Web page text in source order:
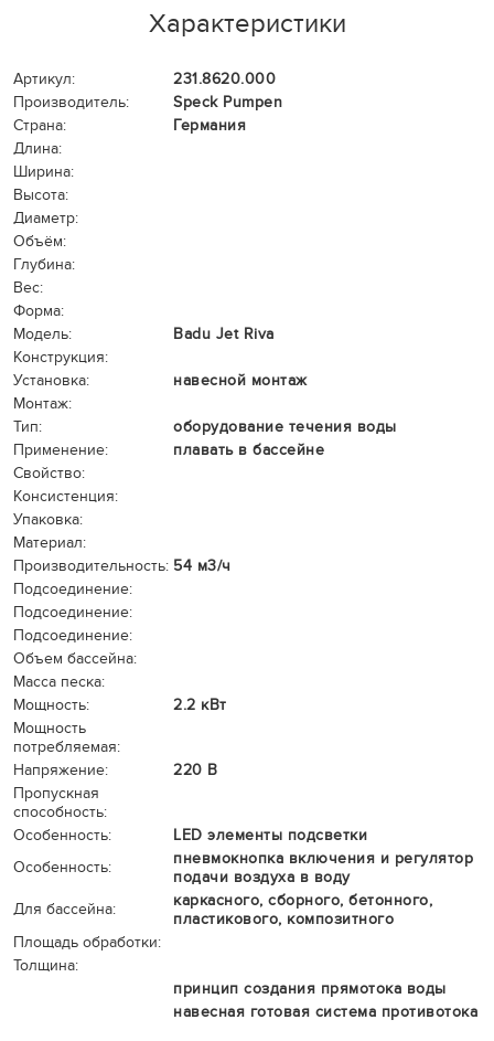
Характеристики
Артикул:
231.8620.000
Производитель:
Speck Pumpen
Страна:
Германия
Длина:
Ширина:
Высота:
Диаметр:
Объём:
Глубина:
Вес:
Форма:
Модель:
Badu Jet Riva
Конструкция:
Установка:
навесной монтаж
Монтаж:
Тип:
оборудование течения воды
Применение:
плавать в бассейне
Свойство:
Консистенция:
Упаковка:
Материал:
Производительность: 54 м3/ч
Подсоединение:
Подсоединение:
Подсоединение:
Объем бассейна:
Масса песка:
Мощность:
2.2 кВт
Мощность
потребляемая:
Напряжение:
220 В
Пропускная
способность:
Особенность:
LED элементы подсветки
Особенность:
пневмокнопка включения и регулятор
подачи воздуха в воду
Для бассейна:
каркасного, сборного, бетонного,
пластикового, композитного
Площадь обработки:
Толщина:
принцип создания прямотока воды
навесная готовая система противотока